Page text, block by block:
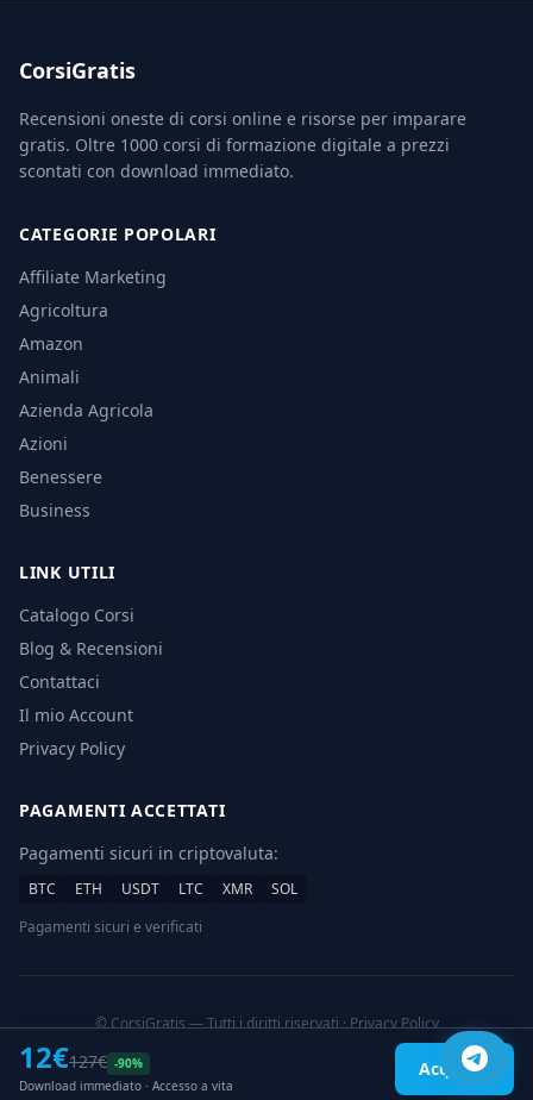
12€127€ -90%
Download immediato · Accesso a vita
Acquista
CorsiGratis
Recensioni oneste di corsi online e risorse per imparare
gratis. Oltre 1000 corsi di formazione digitale a prezzi
scontati con download immediato.
CATEGORIE POPOLARI
Affiliate Marketing
Agricoltura
Amazon
Animali
Azienda Agricola
Azioni
Benessere
Business
LINK UTILI
Catalogo Corsi
Blog & Recensioni
Contattaci
Il mio Account
Privacy Policy
PAGAMENTI ACCETTATI
Pagamenti sicuri in criptovaluta:
BTC ETH USDT LTC XMR
SOL
Pagamenti sicuri e verificati
© CorsiGratis — Tutti i diritti riservati ·Privacy Policy